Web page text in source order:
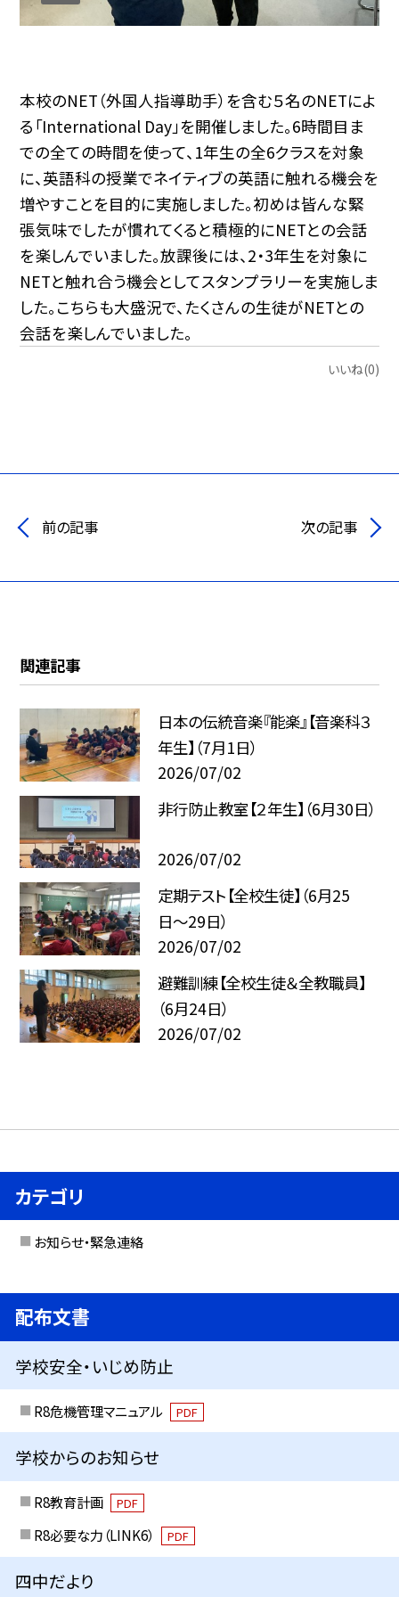
本校のNET（外国人指導助手）を含む５名のNETによ
る「International Day」を開催しました。6時間目ま
での全ての時間を使って、1年生の全6クラスを対象
に、英語科の授業でネイティブの英語に触れる機会を
増やすことを目的に実施しました。初めは皆んな緊
張気味でしたが慣れてくると積極的にNETとの会話
を楽しんでいました。放課後には、2・3年生を対象に
NETと触れ合う機会としてスタンプラリーを実施しま
した。こちらも大盛況で、たくさんの生徒がNETとの
会話を楽しんでいました。
いいね(0)
前の記事 次の記事
関連記事
日本の伝統音楽『能楽』【音楽科３
年生】（7月1日）
2026/07/02
非行防止教室【２年生】（6月30日）
2026/07/02
定期テスト【全校生徒】（6月25
日〜29日）
2026/07/02
避難訓練【全校生徒＆全教職員】
（6月24日）
2026/07/02
カテゴリ
お知らせ・緊急連絡
配布文書
学校安全・いじめ防止
R8危機管理マニュアル PDF
学校からのお知らせ
R8教育計画 PDF
R8必要な力（LINK6） PDF
四中だより